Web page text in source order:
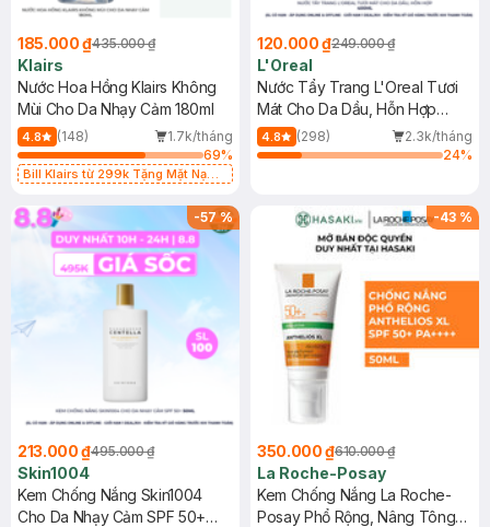
185.000 ₫435.000 ₫
Klairs
Nước Hoa Hồng Klairs Không
Mùi Cho Da Nhạy Cảm 180ml
4.8 (148)
1.7k/tháng
69%
Bill Klairs từ 299k Tặng Mặt Nạ
25ml (SL Có Hạn)
120.000 ₫249.000 ₫
L'Oreal
Nước Tẩy Trang L'Oreal Tươi
Mát Cho Da Dầu, Hỗn Hợp
400ml
4.8 (298)
2.3k/tháng
24%
-57%
213.000 ₫495.000 ₫
Skin1004
Kem Chống Nắng Skin1004
Cho Da Nhạy Cảm SPF 50+
-43 %
350.000 ₫610.000 ₫
La Roche-Posay
Kem Chống Nắng La Roche-
Posay Phổ Rộng, Nâng Tông